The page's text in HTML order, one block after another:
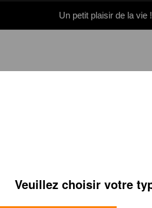
Un petit plaisir de la vie !